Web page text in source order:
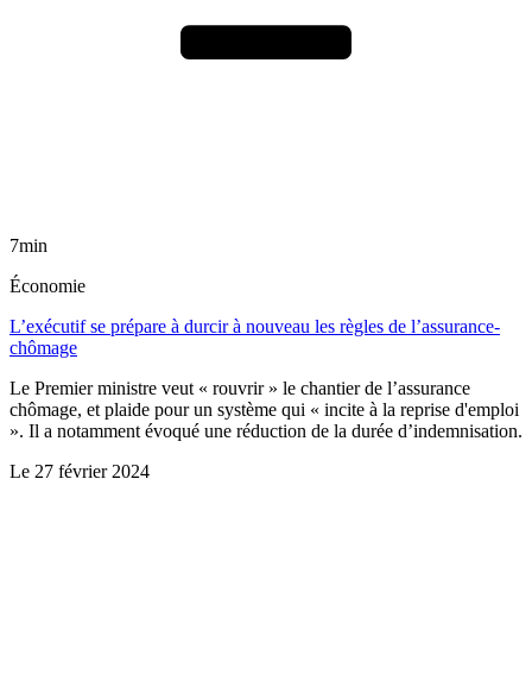
7min
Économie
L’exécutif se prépare à durcir à nouveau les règles de l’assurance-
chômage
Le Premier ministre veut « rouvrir » le chantier de l’assurance
chômage, et plaide pour un système qui « incite à la reprise d'emploi
». Il a notamment évoqué une réduction de la durée d’indemnisation.
Le 27 février 2024